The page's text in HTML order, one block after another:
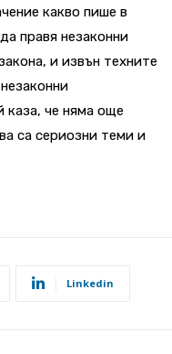
какво пише в
правя незаконни
и извън техните
каза, че няма още
са сериозни теми и
Linkedin